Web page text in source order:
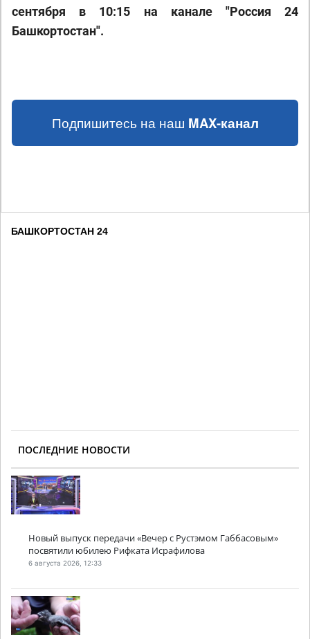
сентября в 10:15 на канале "Россия 24
Башкортостан".
Подпишитесь на наш MAX-канал
БАШКОРТОСТАН 24
ПОСЛЕДНИЕ НОВОСТИ
Новый выпуск передачи «Вечер с Рустэмом Габбасовым»
посвятили юбилею Рифката Исрафилова
6 августа 2026, 12:33